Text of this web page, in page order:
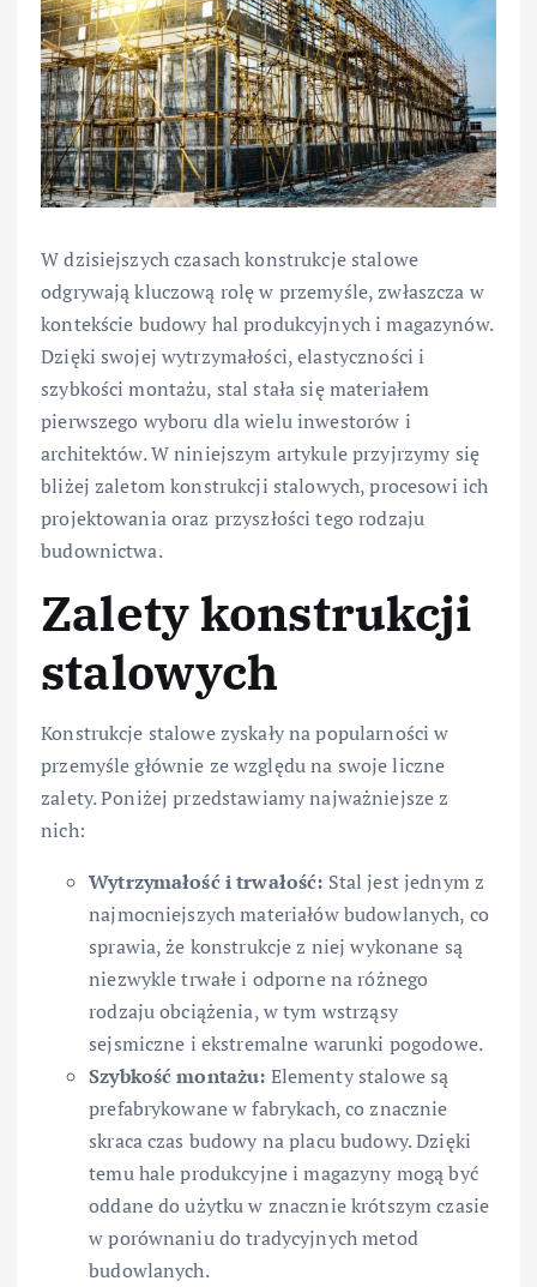
W dzisiejszych czasach konstrukcje stalowe
odgrywają kluczową rolę w przemyśle, zwłaszcza w
kontekście budowy hal produkcyjnych i magazynów.
Dzięki swojej wytrzymałości, elastyczności i
szybkości montażu, stal stała się materiałem
pierwszego wyboru dla wielu inwestorów i
architektów. W niniejszym artykule przyjrzymy się
bliżej zaletom konstrukcji stalowych, procesowi ich
projektowania oraz przyszłości tego rodzaju
budownictwa.
Zalety konstrukcji
stalowych
Konstrukcje stalowe zyskały na popularności w
przemyśle głównie ze względu na swoje liczne
zalety. Poniżej przedstawiamy najważniejsze z
nich:
Wytrzymałość i trwałość: Stal jest jednym z
najmocniejszych materiałów budowlanych, co
sprawia, że konstrukcje z niej wykonane są
niezwykle trwałe i odporne na różnego
rodzaju obciążenia, w tym wstrząsy
sejsmiczne i ekstremalne warunki pogodowe.
Szybkość montażu: Elementy stalowe są
prefabrykowane w fabrykach, co znacznie
skraca czas budowy na placu budowy. Dzięki
temu hale produkcyjne i magazyny mogą być
oddane do użytku w znacznie krótszym czasie
w porównaniu do tradycyjnych metod
budowlanych.